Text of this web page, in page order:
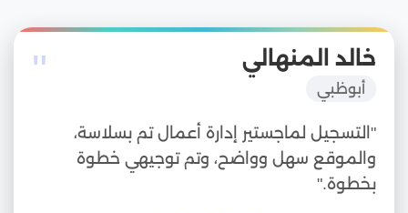
" خالد المنهالي
أبوظبي
"التسجيل لماجستير إدارة أعمال تم بسلاسة،
والموقع سهل وواضح، وتم توجيهي خطوة
بخطوة."